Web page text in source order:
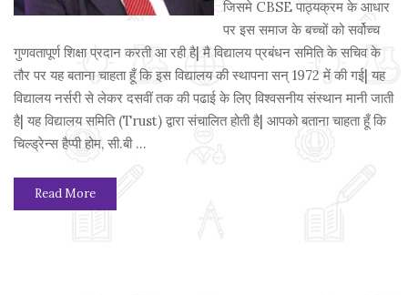
जिसमे CBSE पाठ्यक्रम के आधार
पर इस समाज के बच्चों को सर्वोच्च
गुणवतापूर्ण शिक्षा प्रदान करती आ रही है| मै विद्यालय प्रबंधन समिति के सचिव के
तौर पर यह बताना चाहता हूँ कि इस विद्यालय की स्थापना सन् 1972 में की गई| यह
विद्यालय नर्सरी से लेकर दसवीं तक की पढाई के लिए विश्वसनीय संस्थान मानी जाती
है| यह विद्यालय समिति (Trust) द्वारा संचालित होती है| आपको बताना चाहता हूँ कि
चिल्ड्रेन्स हैप्पी होम, सी.बी ...
Read More